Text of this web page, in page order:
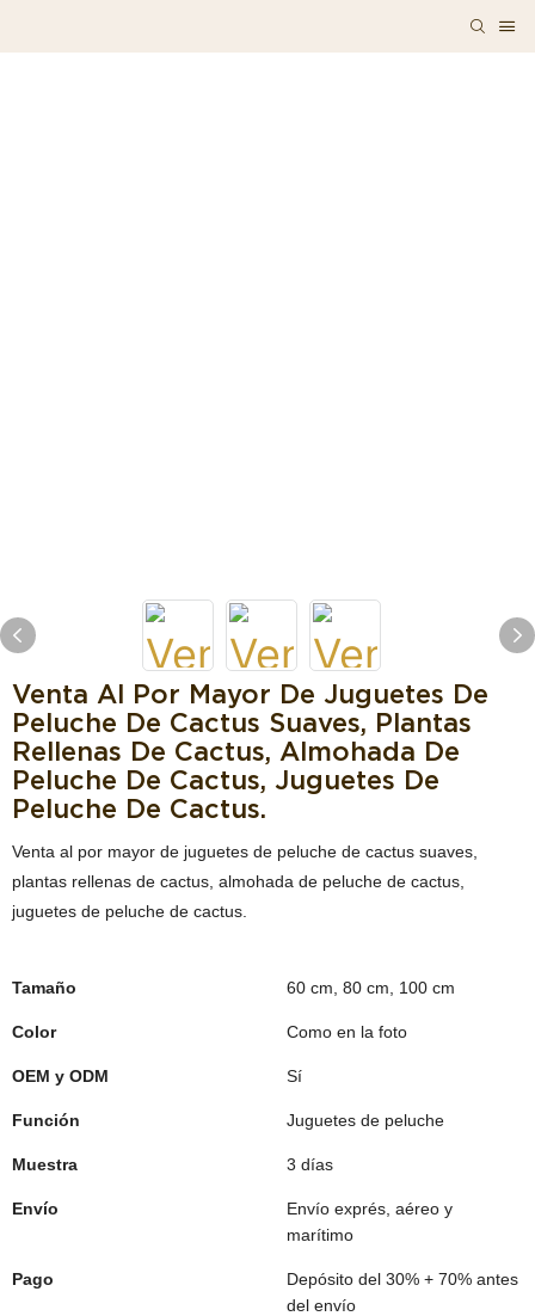
Venta Al Por Mayor De Juguetes De
Peluche De Cactus Suaves, Plantas
Rellenas De Cactus, Almohada De
Peluche De Cactus, Juguetes De
Peluche De Cactus.
Venta al por mayor de juguetes de peluche de cactus suaves,
plantas rellenas de cactus, almohada de peluche de cactus,
juguetes de peluche de cactus.
Tamaño 60 cm, 80 cm, 100 cm
Color Como en la foto
OEM y ODM Sí
Función Juguetes de peluche
Muestra 3 días
Envío
Envío exprés, aéreo y
marítimo
Pago
Depósito del 30% + 70% antes
del envío